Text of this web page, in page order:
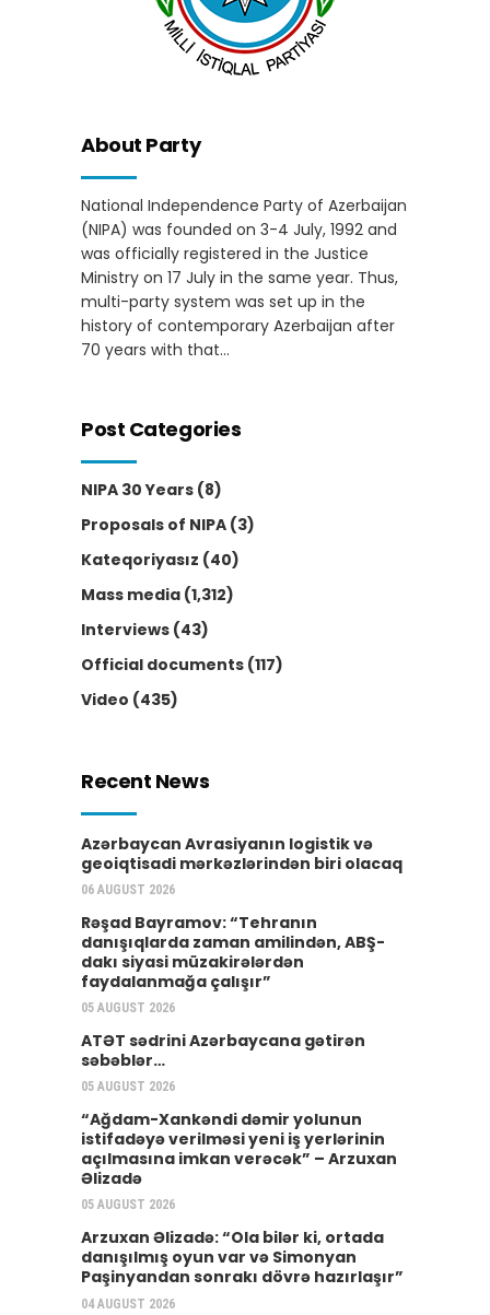
About Party
National Independence Party of Azerbaijan
(NIPA) was founded on 3-4 July, 1992 and
was officially registered in the Justice
Ministry on 17 July in the same year. Thus,
multi-party system was set up in the
history of contemporary Azerbaijan after
70 years with that...
Post Categories
NIPA 30 Years (8)
Proposals of NIPA (3)
Kateqoriyasız (40)
Mass media (1,312)
Interviews (43)
Official documents (117)
Video (435)
Recent News
Azərbaycan Avrasiyanın logistik və
geoiqtisadi mərkəzlərindən biri olacaq
06 AUGUST 2026
Rəşad Bayramov: “Tehranın
danışıqlarda zaman amilindən, ABŞ-
dakı siyasi müzakirələrdən
faydalanmağa çalışır”
05 AUGUST 2026
ATƏT sədrini Azərbaycana gətirən
səbəblər…
05 AUGUST 2026
“Ağdam-Xankəndi dəmir yolunun
istifadəyə verilməsi yeni iş yerlərinin
açılmasına imkan verəcək” – Arzuxan
Əlizadə
05 AUGUST 2026
Arzuxan Əlizadə: “Ola bilər ki, ortada
danışılmış oyun var və Simonyan
Paşinyandan sonrakı dövrə hazırlaşır”
04 AUGUST 2026